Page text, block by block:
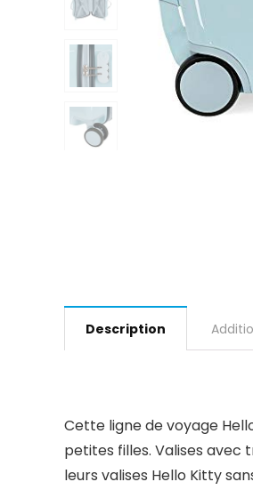
Description
Cette ligne de voyage
petites filles. Valises
leurs valises Hello Kitty